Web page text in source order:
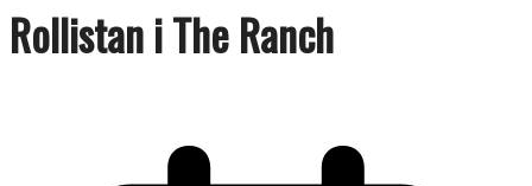
Rollistan i The Ranch